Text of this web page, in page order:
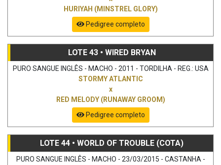
HURIYAH (MINSTREL GLORY)
Pedigree completo
LOTE 43 • WIRED BRYAN
PURO SANGUE INGLÊS - MACHO - 2011 - TORDILHA - REG.: USA
STORMY ATLANTIC
x
RED MELODY (RUNAWAY GROOM)
Pedigree completo
LOTE 44 • WORLD OF TROUBLE (COTA)
PURO SANGUE INGLÊS - MACHO - 23/03/2015 - CASTANHA -